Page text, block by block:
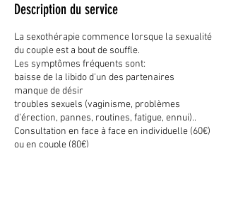
Description du service
La sexothérapie commence lorsque la sexualité
du couple est a bout de souffle.
Les symptômes fréquents sont:
baisse de la libido d'un des partenaires
manque de désir
troubles sexuels (vaginisme, problèmes
d'érection, pannes, routines, fatigue, ennui)..
Consultation en face à face en individuelle (60€)
ou en couple (80€)